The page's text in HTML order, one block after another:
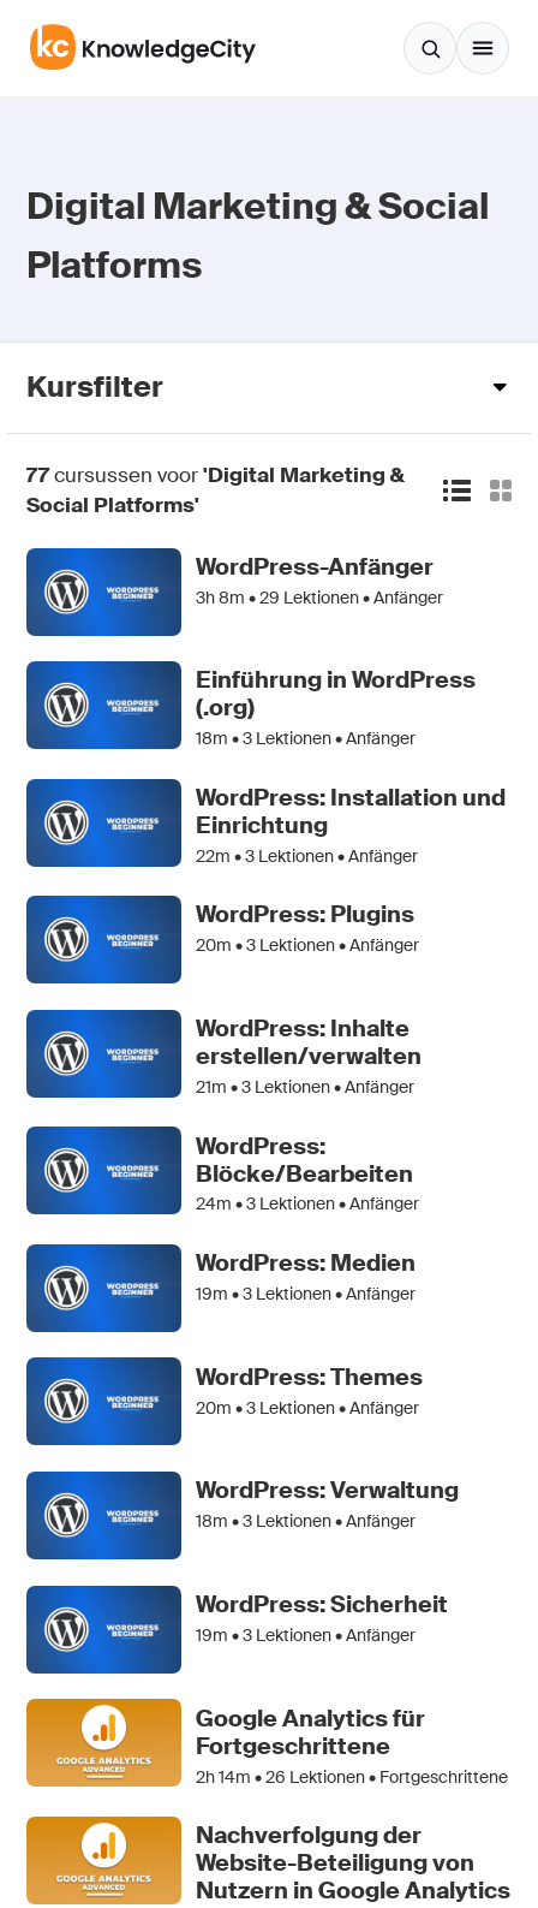
Digital Marketing & Social
Platforms
Kursfilter
77cursussen voor'Digital Marketing &
Social Platforms'
WordPress-Anfänger
3h 8m •29 Lektionen • Anfänger
Einführung in WordPress
(.org)
18m •3 Lektionen • Anfänger
WordPress: Installation und
Einrichtung
22m •3 Lektionen • Anfänger
WordPress: Plugins
20m •3 Lektionen • Anfänger
WordPress: Inhalte
erstellen/verwalten
21m •3 Lektionen • Anfänger
WordPress:
Blöcke/Bearbeiten
24m •3 Lektionen • Anfänger
WordPress: Medien
19m •3 Lektionen • Anfänger
WordPress: Themes
20m •3 Lektionen • Anfänger
WordPress: Verwaltung
18m •3 Lektionen • Anfänger
WordPress: Sicherheit
19m •3 Lektionen • Anfänger
Google Analytics für
Fortgeschrittene
2h 14m •26 Lektionen • Fortgeschrittene
Nachverfolgung der
Website-Beteiligung von
Nutzern in Google Analytics